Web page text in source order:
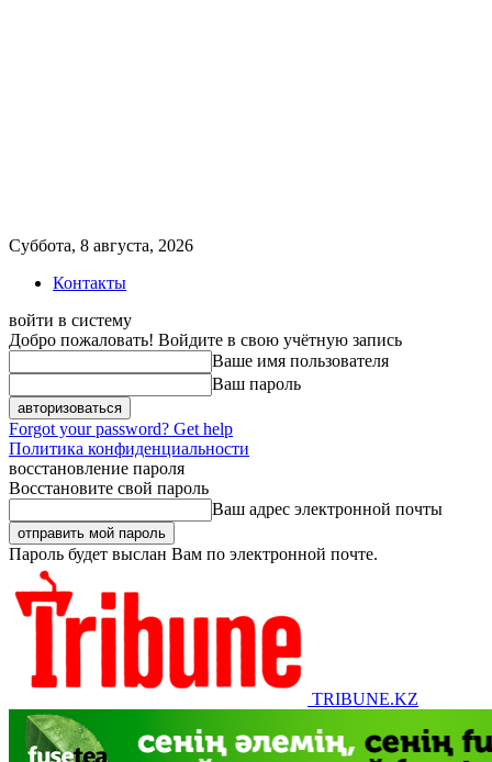
Суббота, 8 августа, 2026
Контакты
войти в систему
Добро пожаловать! Войдите в свою учётную запись
Ваше имя пользователя
Ваш пароль
Forgot your password? Get help
Политика конфиденциальности
восстановление пароля
Восстановите свой пароль
Ваш адрес электронной почты
Пароль будет выслан Вам по электронной почте.
TRIBUNE.KZ